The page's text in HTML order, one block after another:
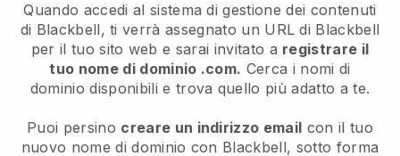
Quando accedi al sistema di gestione dei contenuti
di Blackbell, ti verrà assegnato un URL di Blackbell
per il tuo sito web e sarai invitato a registrare il
tuo nome di dominio .com. Cerca i nomi di
dominio disponibili e trova quello più adatto a te.
Puoi persino creare un indirizzo email con il tuo
nuovo nome di dominio con Blackbell, sotto forma